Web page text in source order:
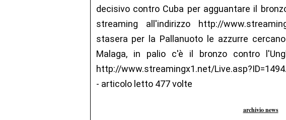
decisivo contro Cuba per agguantare il
streaming all'indirizzo http://
stasera per la Pallanuoto le azzurre
Malaga, in palio c'è il bronzo contro
http://www.streamingx1.net/Live.asp?ID=1494.
- articolo letto 477 volte
archivio news